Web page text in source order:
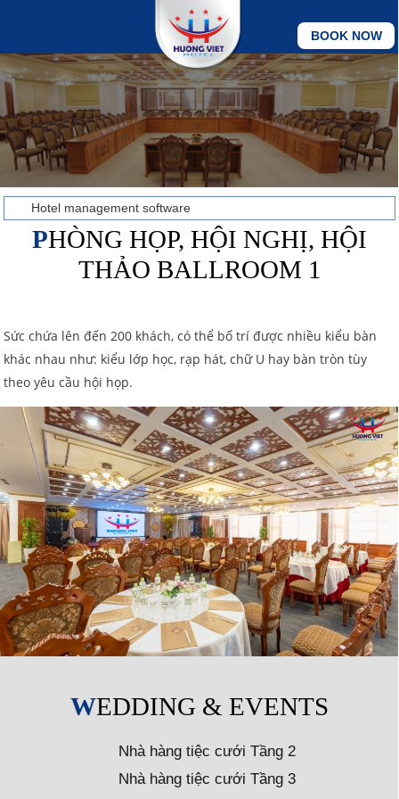
BOOK NOW
Hotel management software
PHÒNG HỌP, HỘI NGHỊ, HỘI
THẢO BALLROOM 1
Sức chứa lên đến 200 khách, có thể bố trí được nhiều kiểu bàn
khác nhau như: kiểu lớp học, rạp hát, chữ U hay bàn tròn tùy
theo yêu cầu hội họp.
WEDDING & EVENTS
Nhà hàng tiệc cưới Tầng 2
Nhà hàng tiệc cưới Tầng 3